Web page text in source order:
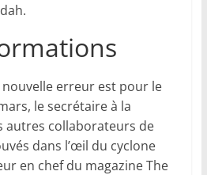
erreur est pour le
le secrétaire à la
autres collaborateurs de
dans l’œil du cyclone
en chef du magazine The